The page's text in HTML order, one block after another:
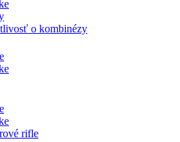
o kombinézy
rifle